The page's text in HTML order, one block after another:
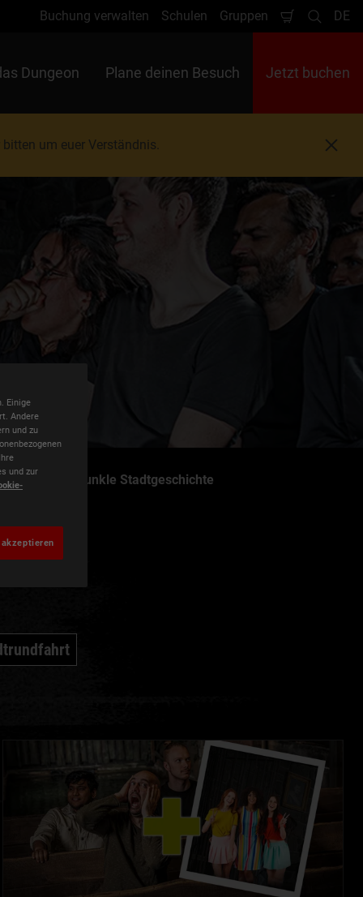
Buchung verwalten Schulen Gruppen Warenkorb
Suche
DE
Dungeon Plane deinen Besuch Jetzt buchen
um euer Verständnis.
S
h
n
600 Jahre dunkle Stadtgeschichte
Einige
Andere
und zu
und zur